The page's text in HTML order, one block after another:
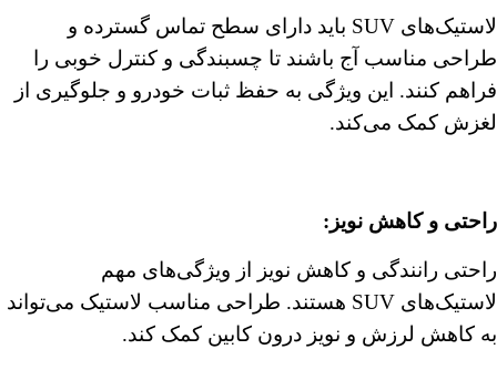
لاستیک‌های SUV باید دارای سطح تماس گسترده و
طراحی مناسب آج باشند تا چسبندگی و کنترل خوبی را
فراهم کنند. این ویژگی به حفظ ثبات خودرو و جلوگیری از
لغزش کمک می‌کند.
︎راحتی و کاهش نویز :
راحتی رانندگی و کاهش نویز از ویژگی‌های مهم
لاستیک‌های SUV هستند. طراحی مناسب لاستیک می‌تواند
به کاهش لرزش و نویز درون کابین کمک کند.